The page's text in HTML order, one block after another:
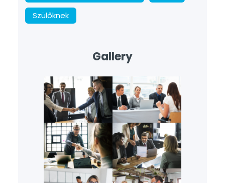
Szülőknek
Gallery